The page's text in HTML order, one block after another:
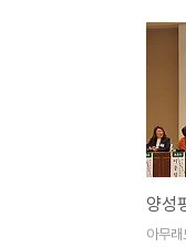
문화
터장
당에서
럼은
화사
명 참
아무